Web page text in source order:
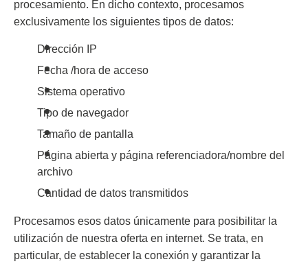
procesamiento. En dicho contexto, procesamos
exclusivamente los siguientes tipos de datos:
Dirección IP
Fecha /hora de acceso
Sistema operativo
Tipo de navegador
Tamaño de pantalla
Página abierta y página referenciadora/nombre del
archivo
Cantidad de datos transmitidos
Procesamos esos datos únicamente para posibilitar la
utilización de nuestra oferta en internet. Se trata, en
particular, de establecer la conexión y garantizar la